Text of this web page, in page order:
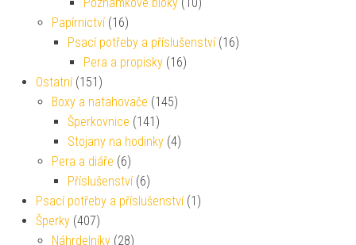
Papírnictví (16)
Psací potřeby a příslušenství (16)
Pera a propisky (16)
Ostatní (151)
Boxy a natahovače (145)
Šperkovnice (141)
Stojany na hodinky (4)
Pera a diáře (6)
Příslušenství (6)
Psací potřeby a příslušenství (1)
Šperky (407)
Náhrdelníky (28)